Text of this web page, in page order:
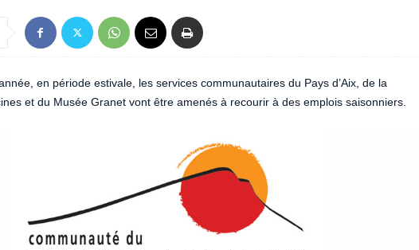
en période estivale, les services communautaires du Pays d’Aix, de la
et du Musée Granet vont être amenés à recourir à des emplois saisonniers.